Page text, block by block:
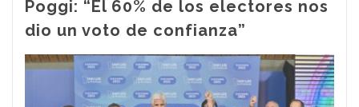
Poggi: “El 60% de los electores nos
dio un voto de confianza”